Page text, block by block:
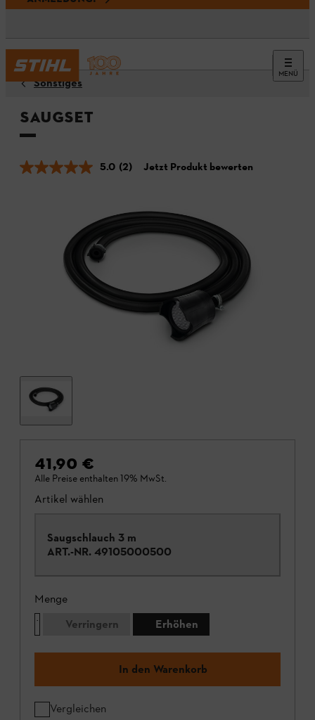
MENÜ
Sonstiges
Saugset
5.0 (2) Jetzt Produkt bewerten
41,90 €
Alle Preise enthalten 19% MwSt.
Artikel wählen
Saugschlauch 3 m
ART.-NR. 49105000500
Menge
Verringern
Erhöhen
In den Warenkorb
Vergleichen